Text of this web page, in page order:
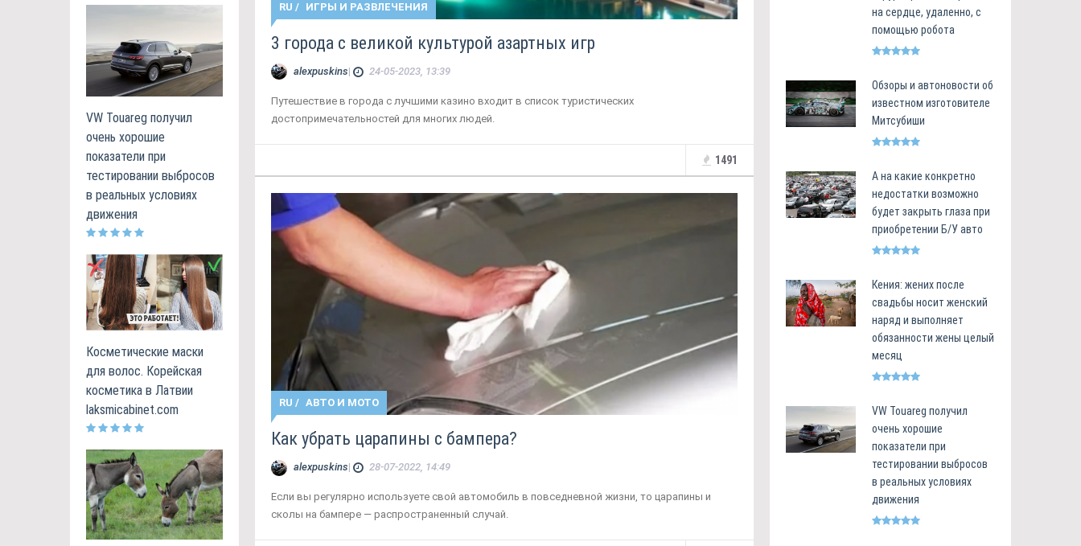
VW Touareg получил
очень хорошие
показатели при
тестировании выбросов
в реальных условиях
движения
Косметические маски
для волос. Корейская
косметика в Латвии
laksmicabinet.com
RU / ИГРЫ И РАЗВЛЕЧЕНИЯ
3 города с великой культурой азартных игр
alexpuskins| 24-05-2023, 13:39
Путешествие в города с лучшими казино входит в список туристических
достопримечательностей для многих людей.
1491
RU / АВТО И МОТО
Как убрать царапины с бампера?
alexpuskins| 28-07-2022, 14:49
Если вы регулярно используете свой автомобиль в повседневной жизни, то царапины и
сколы на бампере — распространенный случай.
на сердце, удаленно, с
помощью робота
Обзоры и автоновости об
известном изготовителе
Митсубиши
А на какие конкретно
недостатки возможно
будет закрыть глаза при
приобретении Б/У авто
Кения: жених после
свадьбы носит женский
наряд и выполняет
обязанности жены целый
месяц
VW Touareg получил
очень хорошие
показатели при
тестировании выбросов
в реальных условиях
движения